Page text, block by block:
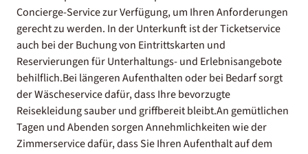
Concierge-Service zur Verfügung, um Ihren Anforderungen
gerecht zu werden. In der Unterkunft ist der Ticketservice
auch bei der Buchung von Eintrittskarten und
Reservierungen für Unterhaltungs- und Erlebnisangebote
behilflich.Bei längeren Aufenthalten oder bei Bedarf sorgt
der Wäscheservice dafür, dass Ihre bevorzugte
Reisekleidung sauber und griffbereit bleibt.An gemütlichen
Tagen und Abenden sorgen Annehmlichkeiten wie der
Zimmerservice dafür, dass Sie Ihren Aufenthalt auf dem